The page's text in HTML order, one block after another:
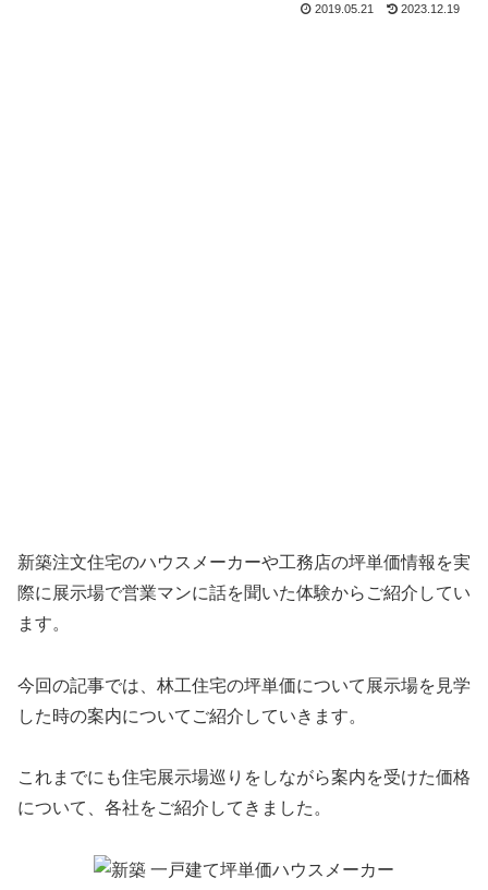
2019.05.21 2023.12.19
新築注文住宅のハウスメーカーや工務店の坪単価情報を実
際に展示場で営業マンに話を聞いた体験からご紹介してい
ます。
今回の記事では、林工住宅の坪単価について展示場を見学
した時の案内についてご紹介していきます。
これまでにも住宅展示場巡りをしながら案内を受けた価格
について、各社をご紹介してきました。